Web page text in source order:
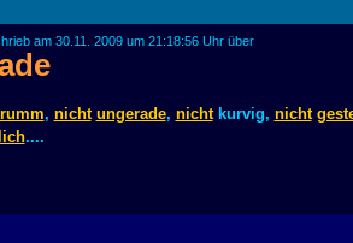
am 30.11. 2009 um 21:18:56 Uhr über
, nicht ungerade, nichtkurvig, nicht
....